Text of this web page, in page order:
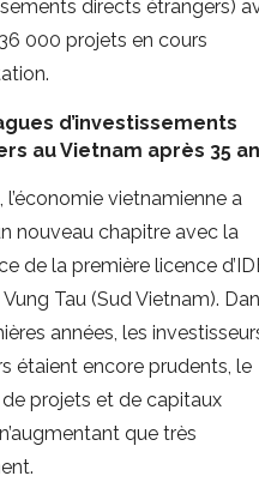
directs étrangers)
000 projets en cours
d’investissements
au Vietnam après 35
l’économie vietnamienne a
nouveau chapitre avec la
de la première licence
Vung Tau (Sud Vietnam).
années, les
étaient encore prudents, le
projets et de capitaux
que très